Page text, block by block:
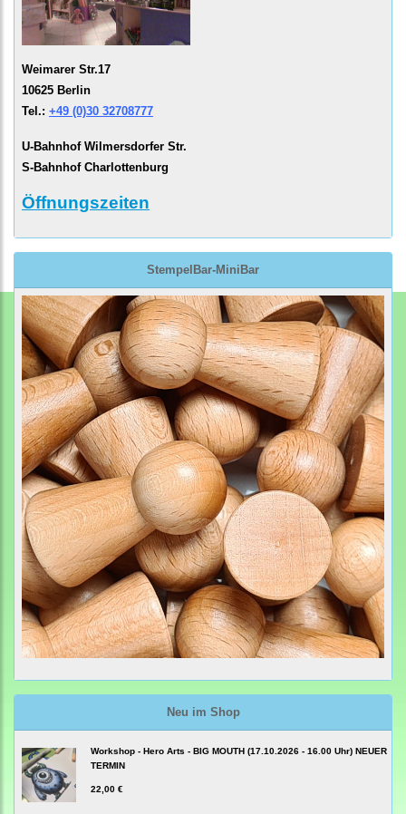
Weimarer Str.17
10625 Berlin
Tel.: +49 (0)30 32708777
U-Bahnhof Wilmersdorfer Str.
S-Bahnhof Charlottenburg
Öffnungszeiten
StempelBar-MiniBar
Neu im Shop
Workshop - Hero Arts - BIG MOUTH (17.10.2026 - 16.00 Uhr) NEUER
TERMIN
22,00 €